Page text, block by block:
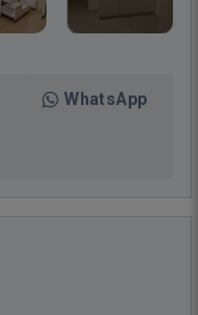
WhatsApp